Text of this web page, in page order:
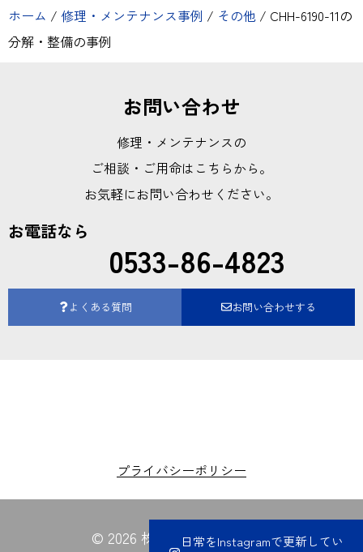
日常をInstagramで更新してい
ホーム / 修理・メンテナンス事例 / その他 / CHH-6190-11の
分解・整備の事例
お問い合わせ
修理・メンテナンスの
ご相談・ご用命はこちらから。
お気軽にお問い合わせください。
お電話なら
0533-86-4823
よくある質問 お問い合わせする
プライバシーポリシー
© 2026 株式会社夏目電業所